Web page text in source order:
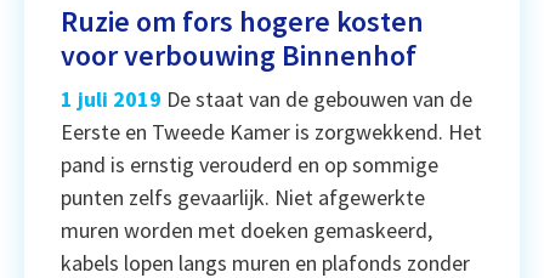
Ruzie om fors hogere kosten
voor verbouwing Binnenhof
1 juli 2019 De staat van de gebouwen van de
Eerste en Tweede Kamer is zorgwekkend. Het
pand is ernstig verouderd en op sommige
punten zelfs gevaarlijk. Niet afgewerkte
muren worden met doeken gemaskeerd,
kabels lopen langs muren en plafonds zonder